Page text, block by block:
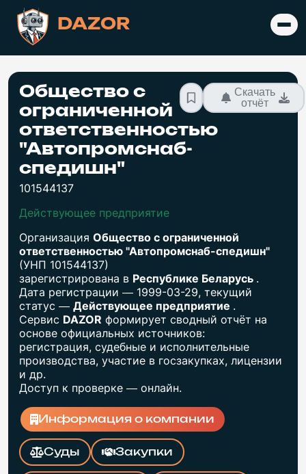
DAZOR
Общество с
ограниченной
ответственностью
"Автопромснаб-
спедишн"
101544137
Скачать
отчёт
Действующее предприятие
Организация Общество с ограниченной
ответственностью "Автопромснаб-спедишн"
(УНП 101544137)
зарегистрирована в Республике Беларусь .
Дата регистрации — 1999-03-29, текущий
статус — Действующее предприятие .
Сервис DAZOR формирует сводный отчёт на
основе официальных источников:
регистрация, судебные и исполнительные
производства, участие в госзакупках, лицензии
и др.
Доступ к проверке — онлайн.
Информация о компании
Суды Закупки